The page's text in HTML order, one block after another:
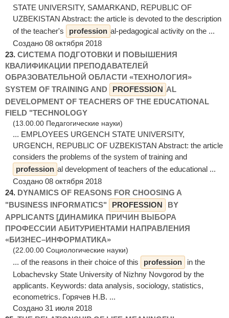
STATE UNIVERSITY, SAMARKAND, REPUBLIC OF
UZBEKISTAN Abstract: the article is devoted to the description
of the teacher's
profession al-pedagogical activity on the ...
Создано 08 октября 2018
23. СИСТЕМА ПОДГОТОВКИ И ПОВЫШЕНИЯ
КВАЛИФИКАЦИИ ПРЕПОДАВАТЕЛЕЙ
ОБРАЗОВАТЕЛЬНОЙ ОБЛАСТИ «ТЕХНОЛОГИЯ»
SYSTEM OF TRAINING AND
PROFESSION AL
DEVELOPMENT OF TEACHERS OF THE EDUCATIONAL
FIELD "TECHNOLOGY
(13.00.00 Педагогические науки)
... EMPLOYEES URGENCH STATE UNIVERSITY,
URGЕNCH, REPUBLIC OF UZBEKISTAN Abstract: the article
considers the problems of the system of training and
profession al development of teachers of the educational ...
Создано 08 октября 2018
24. DYNAMICS OF REASONS FOR CHOOSING A
"BUSINESS INFORMATICS"
PROFESSION
BY
APPLICANTS [ДИНАМИКА ПРИЧИН ВЫБОРА
ПРОФЕССИИ АБИТУРИЕНТАМИ НАПРАВЛЕНИЯ
«БИЗНЕС–ИНФОРМАТИКА»
(22.00.00 Социологические науки)
... of the reasons in their choice of this profession
in the
Lobachevsky State University of Nizhny Novgorod by the
applicants. Keywords: data analysis, sociology, statistics,
econometrics. Горячев Н.В. ...
Создано 31 июля 2018